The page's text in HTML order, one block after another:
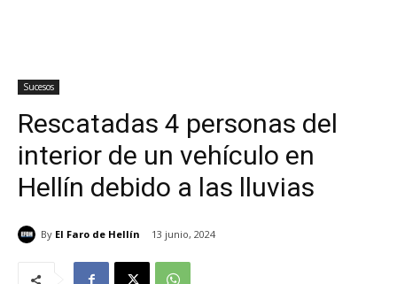
Sucesos
Rescatadas 4 personas del
interior de un vehículo en
Hellín debido a las lluvias
By El Faro de Hellín 13 junio, 2024